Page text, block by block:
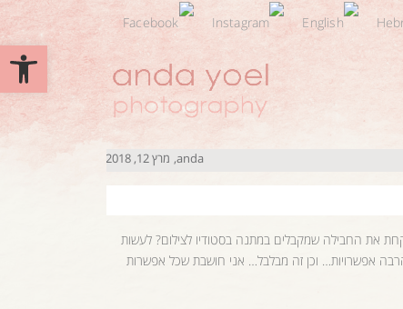
פתח
anda מרץ 12, 2018
את החבילה שמקבלים במתנה בסטודיו לצילום? לעשות
אפשרויות… וכן זה מבלבל… אני חושבת שכל אפשרות